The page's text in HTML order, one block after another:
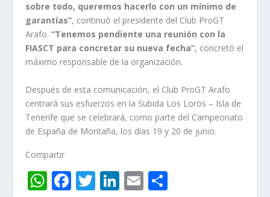
sobre todo, queremos hacerlo con un mínimo de
garantías”, continuó el presidente del Club ProGT
Arafo.“Tenemos pendiente una reunión con la
FIASCT para concretar su nueva fecha”, concretó el
máximo responsable de la organización.
Después de esta comunicación, el Club ProGT Arafo
centrará sus esfuerzos en la Subida Los Loros – Isla de
Tenerife que se celebrará, como parte del Campeonato
de España de Montaña, los días 19 y 20 de junio.
Compartir
W F T Li E